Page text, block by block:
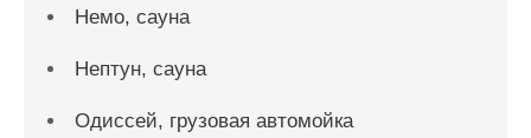
Немо, сауна
Нептун, сауна
Одиссей, грузовая автомойка